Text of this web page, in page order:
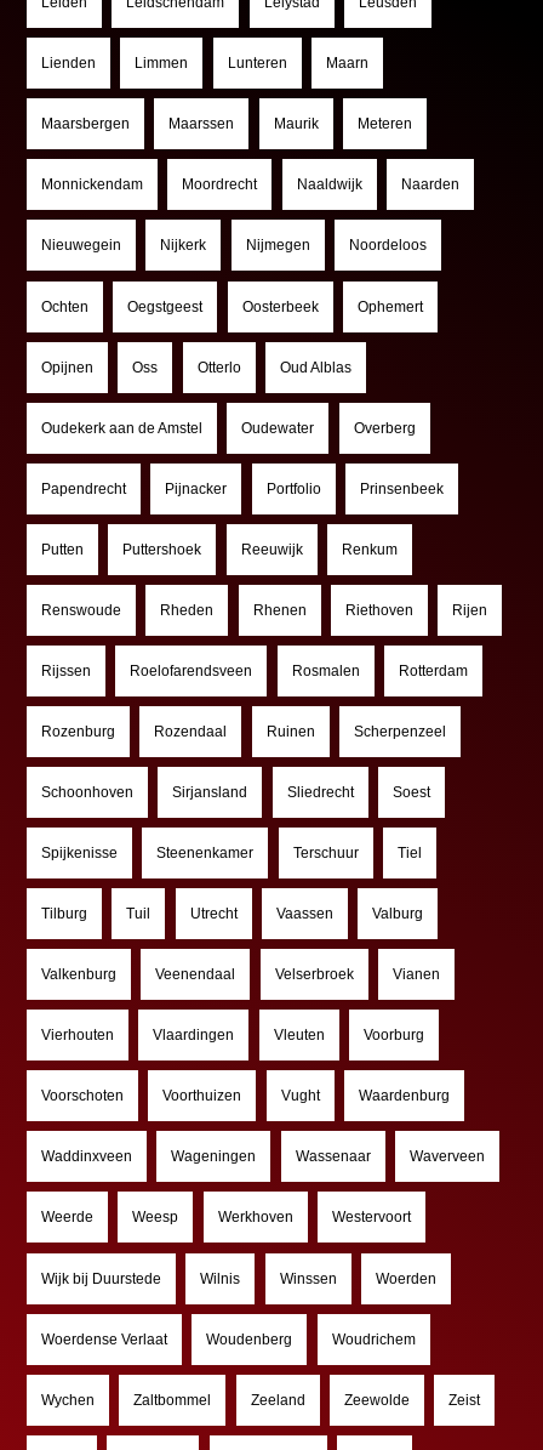
Lienden Limmen Lunteren Maarn
Maarsbergen Maarssen Maurik Meteren
Monnickendam Moordrecht Naaldwijk Naarden
Nieuwegein Nijkerk Nijmegen Noordeloos
Ochten Oegstgeest Oosterbeek Ophemert
Opijnen Oss Otterlo Oud Alblas
Oudekerk aan de Amstel Oudewater Overberg
Papendrecht Pijnacker Portfolio Prinsenbeek
Putten Puttershoek Reeuwijk Renkum
Renswoude Rheden Rhenen Riethoven Rijen
Rijssen Roelofarendsveen Rosmalen Rotterdam
Rozenburg Rozendaal Ruinen Scherpenzeel
Schoonhoven Sirjansland Sliedrecht Soest
Spijkenisse Steenenkamer Terschuur Tiel
Tilburg Tuil Utrecht Vaassen Valburg
Valkenburg Veenendaal Velserbroek Vianen
Vierhouten Vlaardingen Vleuten Voorburg
Voorschoten Voorthuizen Vught Waardenburg
Waddinxveen Wageningen Wassenaar Waverveen
Weerde Weesp Werkhoven Westervoort
Wijk bij Duurstede Wilnis Winssen Woerden
Woerdense Verlaat Woudenberg Woudrichem
Wychen Zaltbommel Zeeland Zeewolde Zeist